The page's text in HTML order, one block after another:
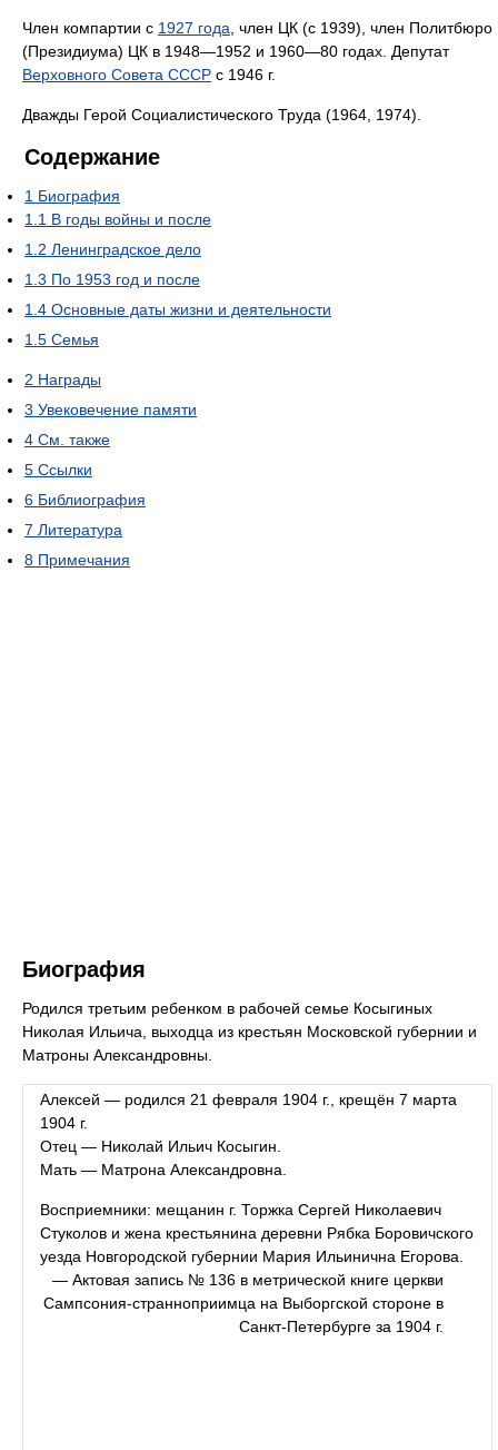
Член компартии с 1927 года , член ЦК (с 1939), член Политбюро
(Президиума) ЦК в 1948—1952 и 1960—80 годах. Депутат
Верховного Совета СССР с 1946 г.
Дважды Герой Социалистического Труда (1964, 1974).
Содержание
1 Биография
1.1 В годы войны и после
1.2 Ленинградское дело
1.3 По 1953 год и после
1.4 Основные даты жизни и деятельности
1.5 Семья
2 Награды
3 Увековечение памяти
4 См. также
5 Ссылки
6 Библиография
7 Литература
8 Примечания
Биография
Родился третьим ребенком в рабочей семье Косыгиных
Николая Ильича, выходца из крестьян Московской губернии и
Матроны Александровны.
Алексей — родился 21 февраля 1904 г., крещён 7 марта
1904 г.
Отец — Николай Ильич Косыгин.
Мать — Матрона Александровна.
Восприемники: мещанин г. Торжка Сергей Николаевич
Стуколов и жена крестьянина деревни Рябка Боровичского
уезда Новгородской губернии Мария Ильинична Егорова.
— Актовая запись № 136 в метрической книге церкви
Сампсония-странноприимца на Выборгской стороне в
Санкт-Петербурге за 1904 г.